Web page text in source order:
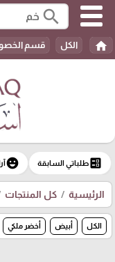
search
home الكل قسم
ballotطلباتي السابقة emoji_emotions
الرئيسية كل المنتجات
الكل أبيض أخضر ملكي